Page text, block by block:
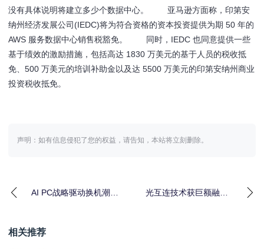
没有具体说明将建立多少个数据中心。 亚马逊方面称，印第安
纳州经济发展公司(IEDC)将为符合资格的资本投资提供为期 50 年的
AWS 服务数据中心销售税豁免。 同时，IEDC 也同意提供一些
基于绩效的激励措施，包括高达 1830 万美元的基于人员的税收抵
免、500 万美元的培训补助金以及达 5500 万美元的印第安纳州商业
投资税收抵免。
声明：如有信息侵犯了您的权益，请告知，本站将立刻删除。
AI PC战略驱动换机潮，
光互连技术获巨额融
相关推荐